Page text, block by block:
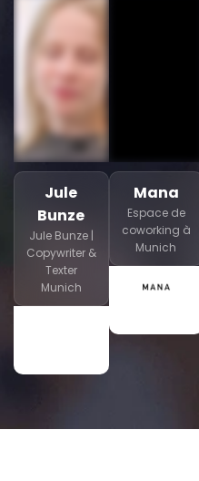
Jule
Bunze
Jule Bunze |
Copywriter &
Texter
Munich
Mana
Espace de
coworking à
Munich